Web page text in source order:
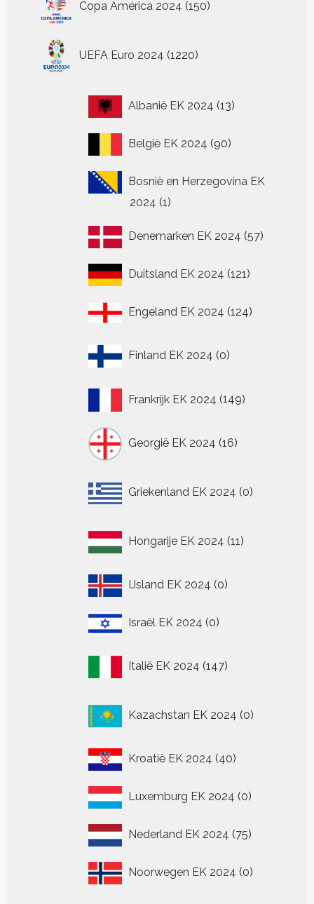
Copa América 2024 150
producten
UEFA Euro 2024 1220
producten
Albanië EK 2024 1313
België EK 2024 9090
Bosnië en Herzegovina EK
2024 11
Denemarken EK 2024 5757
Duitsland EK 2024 121121
Engeland EK 2024 124124
Finland EK 2024 0
producten
Frankrijk EK 2024 149149
Georgië EK 2024 16
producten
Griekenland EK 2024 0
producten
Hongarije EK 2024 11
producten
IJsland EK 2024 00
Israël EK 2024 00
Italië EK 2024 147
producten
Kazachstan EK 2024 0
producten
Kroatië EK 2024 4040
Luxemburg EK 2024 00
Nederland EK 2024 7575
Noorwegen EK 2024 00